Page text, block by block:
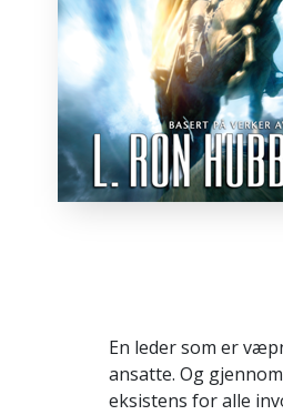
En leder som er
ansatte. Og
eksistens for alle